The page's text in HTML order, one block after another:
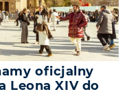
oficjalny
Leona XIV do